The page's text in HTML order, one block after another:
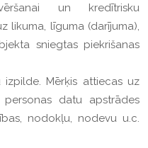
un kredītrisku
likuma, līguma (darījuma),
sniegtas piekrišanas
izpilde. Mērķis attiecas uz
datu apstrādes
nodokļu, nodevu u.c.